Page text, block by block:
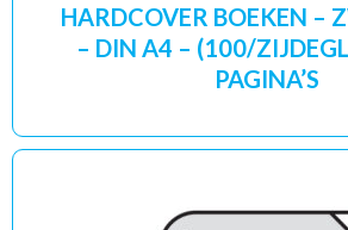
HARDCOVER BOEKEN –
– DIN A4 – (100/
PAGINA’S